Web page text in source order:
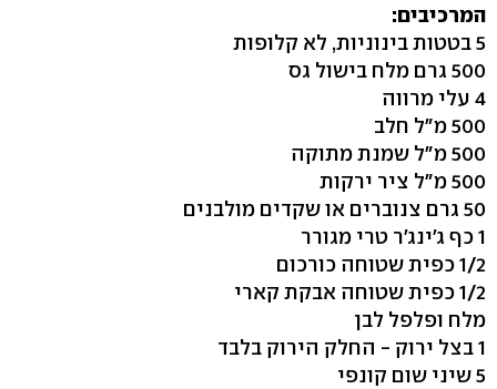
המרכיבים:
5 בטטות בינוניות, לא קלופות
500 גרם מלח בישול גס
4 עלי מרווה
500 מ"ל חלב
500 מ"ל שמנת מתוקה
500 מ"ל ציר ירקות
50 גרם צנוברים או שקדים מולבנים
1 כף ג'ינג'ר טרי מגורר
1/2 כפית שטוחה כורכום
1/2 כפית שטוחה אבקת קארי
מלח ופלפל לבן
1 בצל ירוק - החלק הירוק בלבד
5 שיני שום קונפי